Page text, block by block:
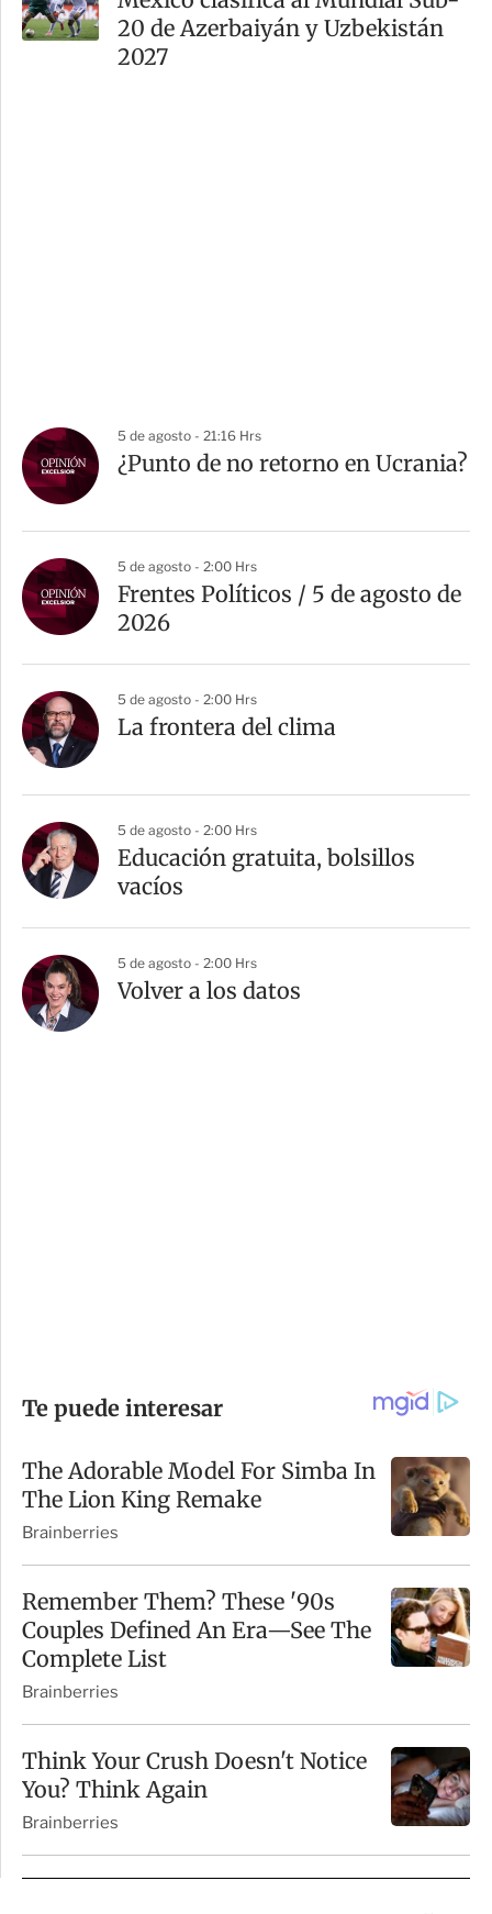
20 de Azerbaiyán y Uzbekistán
2027
5 de agosto - 21:16 Hrs
¿Punto de no retorno en Ucrania?
5 de agosto - 2:00 Hrs
Frentes Políticos / 5 de agosto de
2026
5 de agosto - 2:00 Hrs
La frontera del clima
5 de agosto - 2:00 Hrs
Educación gratuita, bolsillos
vacíos
5 de agosto - 2:00 Hrs
Volver a los datos